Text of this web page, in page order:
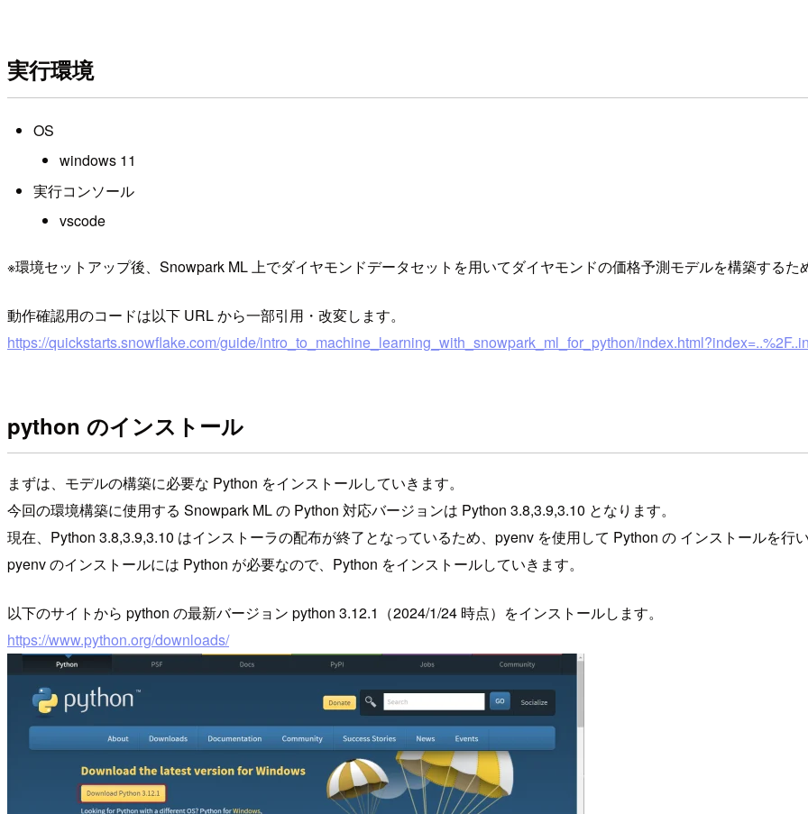
実行環境
OS
windows 11
実行コンソール
vscode
※環境セットアップ後、Snowpark ML 上でダイヤモンドデータセットを用いてダイヤモンドの価格予測モデルを構築するた
動作確認用のコードは以下 URL から一部引用・改変します。
https://quickstarts.snowflake.com/guide/intro_to_machine_learning_with_snowpark_ml_for_python/
python のインストール
まずは、モデルの構築に必要な Python をインストールしていきます。
今回の環境構築に使用する Snowpark ML の Python 対応バージョンは Python 3.8,3.9,3.10 となります。
現在、Python 3.8,3.9,3.10 はインストーラの配布が終了となっているため、pyenv を使用して Python の インストールを行い
pyenv のインストールには Python が必要なので、Python をインストールしていきます。
以下のサイトから python の最新バージョン python 3.12.1（2024/1/24 時点）をインストールします。
https://www.python.org/downloads/